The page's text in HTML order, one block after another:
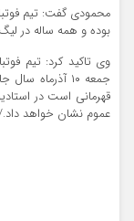
محمودی گفت: تیم
بوده و همه ساله در
وی تاکید کرد: تیم
جمعه ۱۰
عموم نشان خواهد داد./